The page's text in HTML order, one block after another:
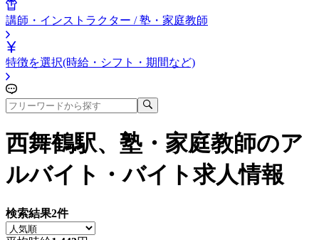
講師・インストラクター / 塾・家庭教師
特徴を選択(時給・シフト・期間など)
西舞鶴駅、塾・家庭教師のア
ルバイト・バイト求人情報
検索結果2件